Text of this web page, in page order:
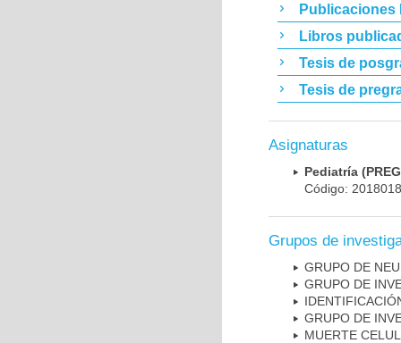
Publicaciones
Libros
Tesis de
Tesis de
Asignaturas
Pediatría
Código:
Grupos de
GRUPO DE
GRUPO DE
GRUPO DE
MUERTE